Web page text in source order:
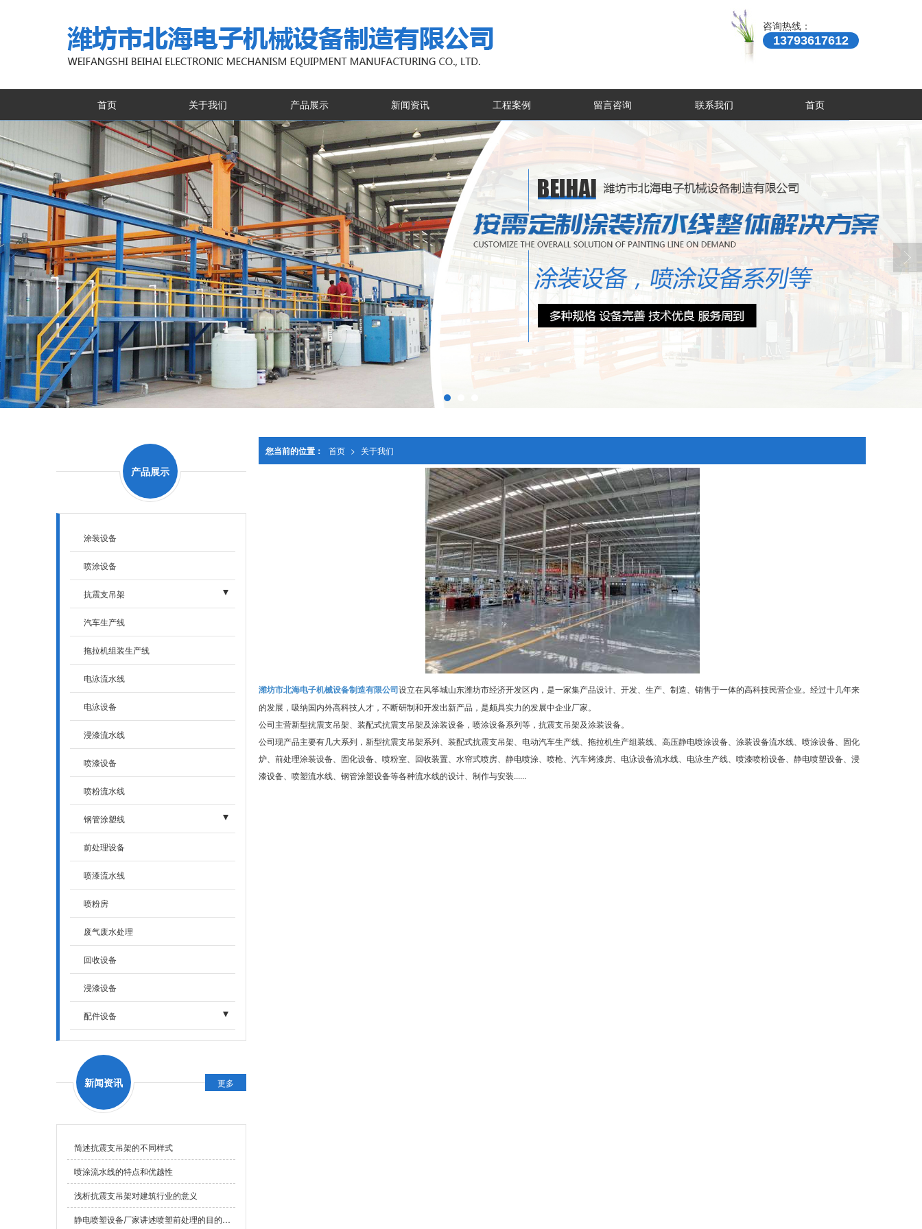
咨询热线：
13793617612
首页 关于我们 产品展示 新闻资讯 工程案例 留言咨询 联系我们 首页
您当前的位置： 首页 > 关于我们
潍坊市北海电子机械设备制造有限公司设立在风筝城山东潍坊市经济开发区内，是一家集产品设计、开发、生产、制造、销售于一体的高科技民营企业。经过十几年来
的发展，吸纳国内外高科技人才，不断研制和开发出新产品，是颇具实力的发展中企业厂家。
公司主营新型抗震支吊架、装配式抗震支吊架及涂装设备，喷涂设备系列等，抗震支吊架及涂装设备。
公司现产品主要有几大系列，新型抗震支吊架系列、装配式抗震支吊架、电动汽车生产线、拖拉机生产组装线、高压静电喷涂设备、涂装设备流水线、喷涂设备、固化
炉、前处理涂装设备、固化设备、喷粉室、回收装置、水帘式喷房、静电喷涂、喷枪、汽车烤漆房、电泳设备流水线、电泳生产线、喷漆喷粉设备、静电喷塑设备、浸
漆设备、喷塑流水线、钢管涂塑设备等各种流水线的设计、制作与安装......
产品展示
涂装设备
喷涂设备
抗震支吊架
- 通风系统抗震支吊架系统
- 多管共架抗震支吊架系统
- 电气抗震支吊架系统
- 单管抗震支架吊架系统
汽车生产线
拖拉机组装生产线
电泳流水线
电泳设备
浸漆流水线
喷漆设备
喷粉流水线
钢管涂塑线
- 钢管
- 钢管横涂
- 钢管井涂
前处理设备
喷漆流水线
喷粉房
废气废水处理
回收设备
浸漆设备
配件设备
- 烘干固化设备
- 加热设备
- 输送设备
新闻资讯 更多
简述抗震支吊架的不同样式
喷涂流水线的特点和优越性
浅析抗震支吊架对建筑行业的意义
静电喷塑设备厂家讲述喷塑前处理的目的及工艺步骤